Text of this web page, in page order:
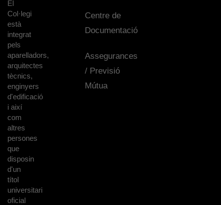
El
Col·legi
està
integrat
pels
aparelladors,
arquitectes
tècnics,
enginyers
d'edificació
i així
com
altres
persones
que
disposin
d'un
títol
universitari
oficial
Centre de
Documentació
Assegurances
/ Previsió
Mútua